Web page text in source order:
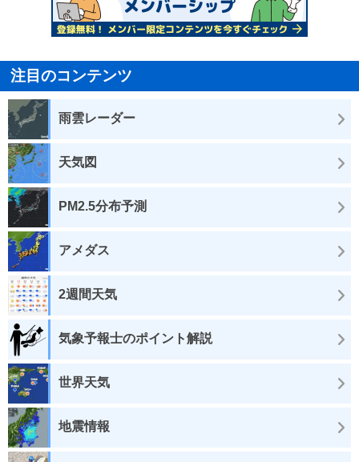
注目のコンテンツ
雨雲レーダー
天気図
PM2.5分布予測
アメダス
2週間天気
気象予報士のポイント解説
世界天気
地震情報